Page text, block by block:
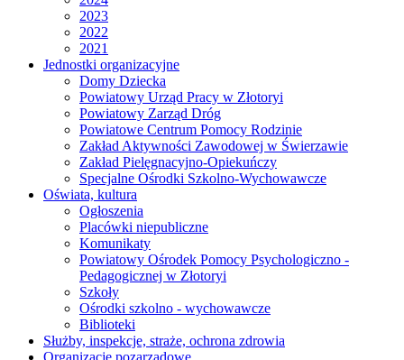
2023
2022
2021
Jednostki organizacyjne
Domy Dziecka
Powiatowy Urząd Pracy w Złotoryi
Powiatowy Zarząd Dróg
Powiatowe Centrum Pomocy Rodzinie
Zakład Aktywności Zawodowej w Świerzawie
Zakład Pielęgnacyjno-Opiekuńczy
Specjalne Ośrodki Szkolno-Wychowawcze
Oświata, kultura
Ogłoszenia
Placówki niepubliczne
Komunikaty
Powiatowy Ośrodek Pomocy Psychologiczno -
Pedagogicznej w Złotoryi
Szkoły
Ośrodki szkolno - wychowawcze
Biblioteki
Służby, inspekcje, straże, ochrona zdrowia